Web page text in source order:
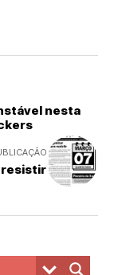
nesta
resistir